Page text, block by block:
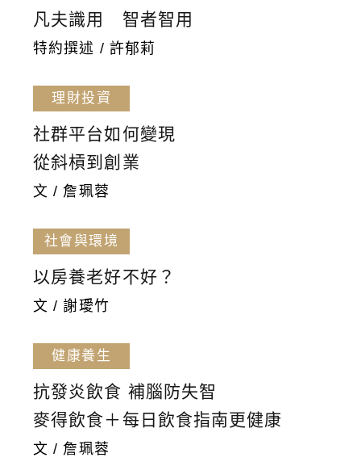
凡夫識用 智者智用
特約撰述 / 許郁莉
理財投資
社群平台如何變現
從斜槓到創業
文 / 詹珮蓉
社會與環境
以房養老好不好？
文 / 謝璦竹
健康養生
抗發炎飲食 補腦防失智
麥得飲食＋每日飲食指南更健康
文 / 詹珮蓉